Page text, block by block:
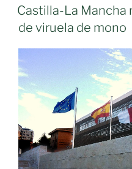
un
nuevo
de
viruela
del
mono»
EL
Castilla-La Mancha
de viruela de mono